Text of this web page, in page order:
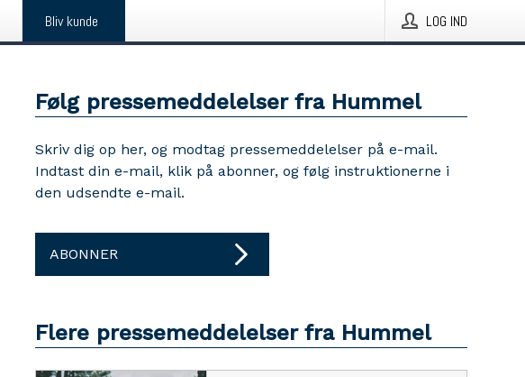
Bliv kunde LOG IND
Følg pressemeddelelser fra Hummel
Skriv dig op her, og modtag pressemeddelelser på e-mail.
Indtast din e-mail, klik på abonner, og følg instruktionerne i
den udsendte e-mail.
ABONNER
Flere pressemeddelelser fra Hummel